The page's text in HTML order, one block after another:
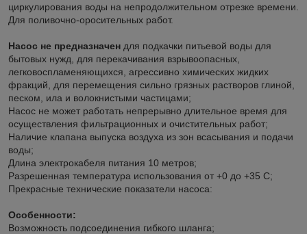
циркулирования воды на непродолжительном отрезке времени.
Для поливочно-оросительных работ.
Насос не предназначен для подкачки питьевой воды для
бытовых нужд, для перекачивания взрывоопасных,
легковоспламеняющихся, агрессивно химических жидких
фракций, для перемещения сильно грязных растворов глиной,
песком, ила и волокнистыми частицами;
Насос не может работать непрерывно длительное время для
осуществления фильтрационных и очистительных работ;
Наличие клапана выпуска воздуха из зон всасывания и подачи
воды;
Длина электрокабеля питания 10 метров;
Разрешенная температура использования от +0 до +35 С;
Прекрасные технические показатели насоса:
Особенности:
Возможность подсоединения гибкого шланга;